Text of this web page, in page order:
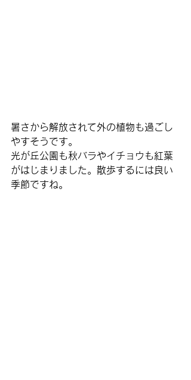
暑さから解放されて外の植物も過ごし
やすそうです。
光が丘公園も秋バラやイチョウも紅葉
がはじまりました。散歩するには良い
季節ですね。